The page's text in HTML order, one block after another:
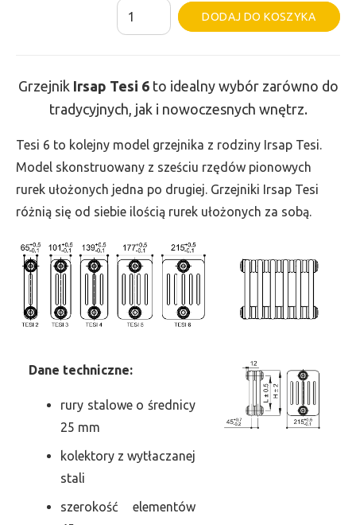
ilość
Grzejnik
wys.
2000,
szer.
135,
1014
DODAJ DO KOSZYKA
Grzejnik Irsap Tesi 6to idealny wybór zarówno do
tradycyjnych, jak i nowoczesnych wnętrz.
Tesi 6 to kolejny model grzejnika z rodziny Irsap Tesi.
Model skonstruowany z sześciu rzędów pionowych
rurek ułożonych jedna po drugiej. Grzejniki Irsap Tesi
różnią się od siebie ilością rurek ułożonych za sobą.
Dane techniczne:
rury stalowe o średnicy
25 mm
kolektory z wytłaczanej
stali
szerokość elementów